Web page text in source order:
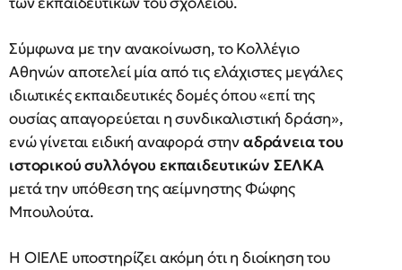
Σύμφωνα με την ανακοίνωση, το Κολλέγιο
Αθηνών αποτελεί μία από τις ελάχιστες μεγάλες
ιδιωτικές εκπαιδευτικές δομές όπου «επί της
ουσίας απαγορεύεται η συνδικαλιστική δράση»,
ενώ γίνεται ειδική αναφορά στηναδράνεια του
ιστορικού συλλόγου εκπαιδευτικών ΣΕΛΚΑ
μετά την υπόθεση της αείμνηστης Φώφης
Μπουλούτα.
Η ΟΙΕΛΕ υποστηρίζει ακόμη ότι η διοίκηση του